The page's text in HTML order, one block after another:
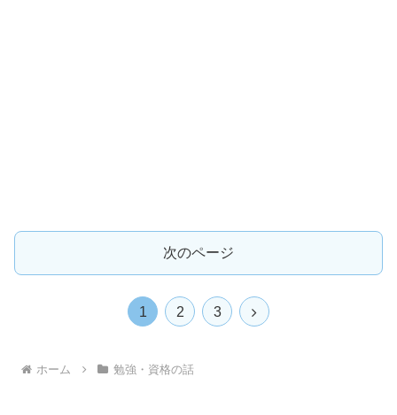
次のページ
1 2 3
次
ホーム 勉強・資格の話